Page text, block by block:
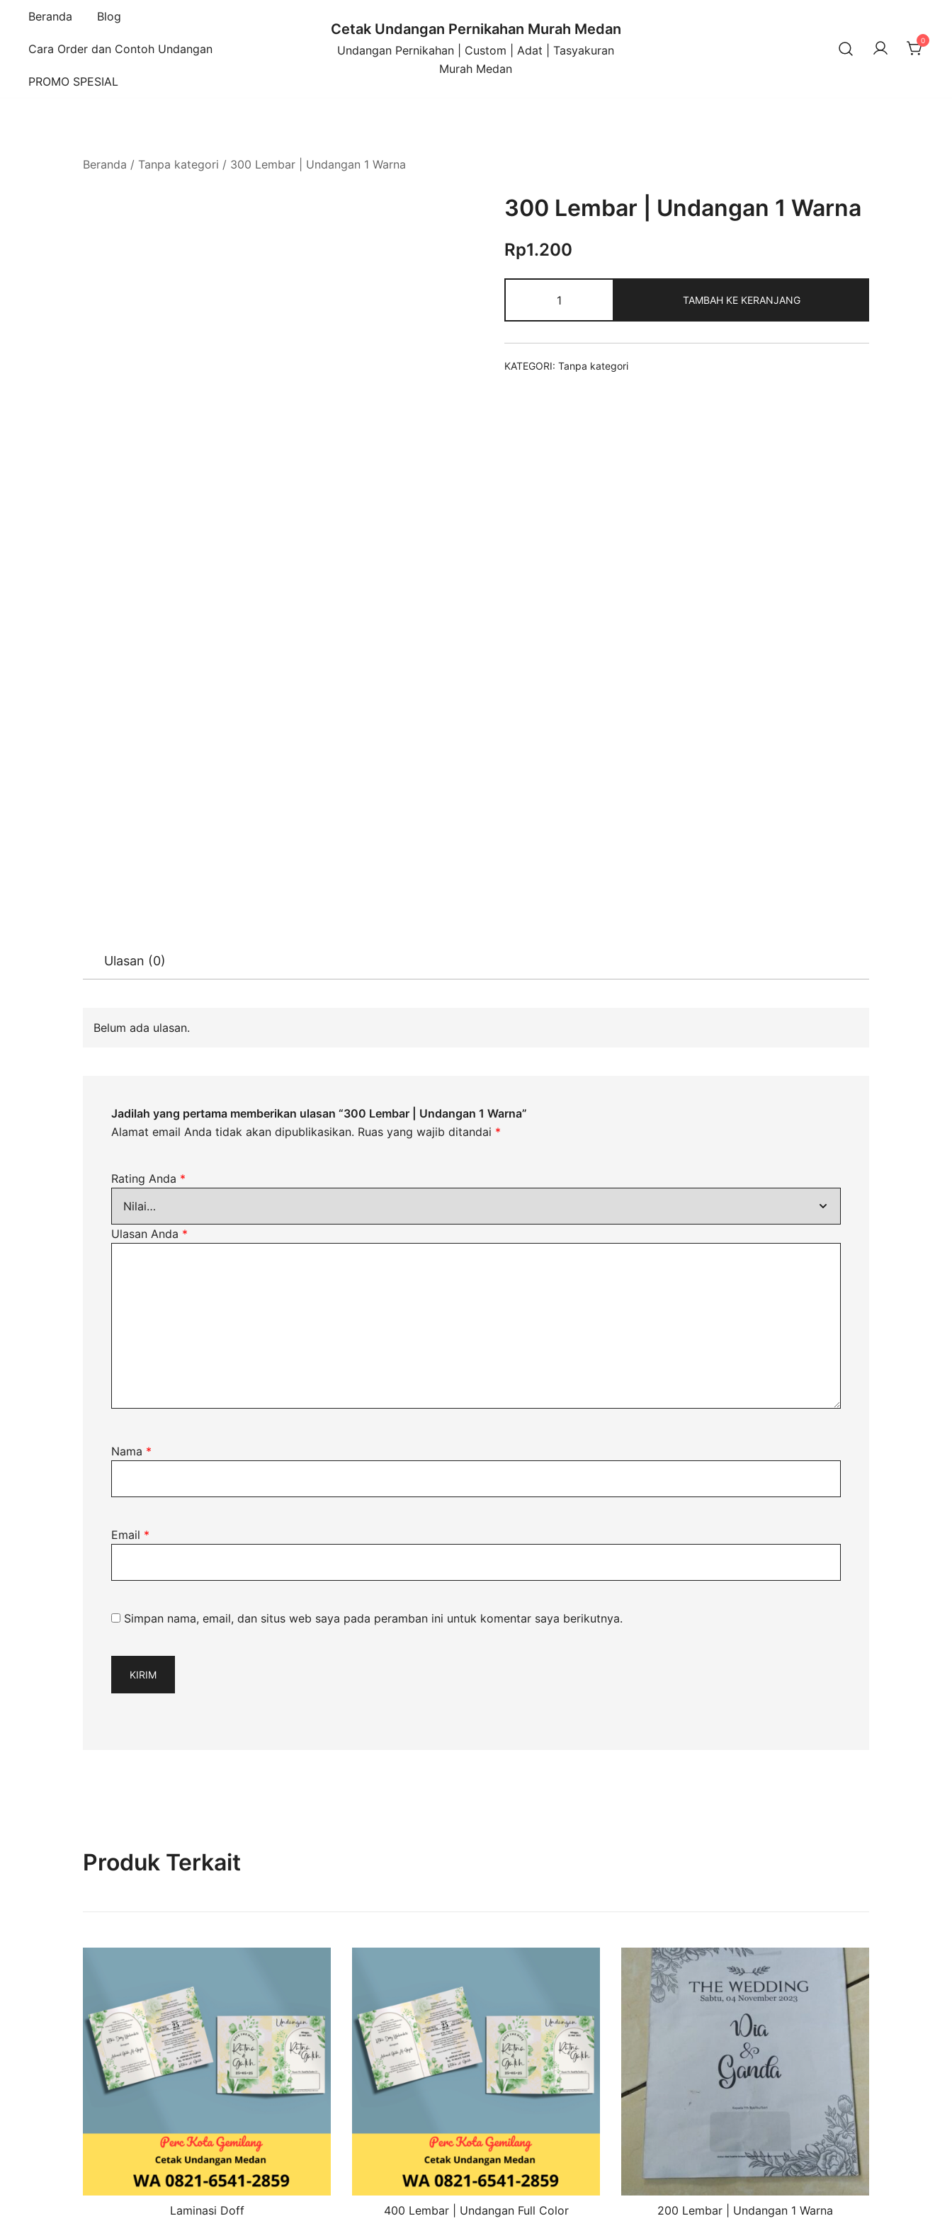
Beranda Blog
Cara Order dan Contoh Undangan
PROMO SPESIAL
Cetak Undangan Pernikahan Murah Medan
Undangan Pernikahan | Custom | Adat | Tasyakuran
Murah Medan
0
Beranda / Tanpa kategori / 300 Lembar | Undangan 1 Warna
300 Lembar | Undangan 1 Warna
Rp1.200
TAMBAH KE KERANJANG
KATEGORI: Tanpa kategori
Ulasan (0)
Belum ada ulasan.
Jadilah yang pertama memberikan ulasan “300 Lembar | Undangan 1 Warna”
Alamat email Anda tidak akan dipublikasikan. Ruas yang wajib ditandai *
Rating Anda *
Ulasan Anda *
Nama *
Email *
Simpan nama, email, dan situs web saya pada peramban ini untuk komentar saya berikutnya.
Produk Terkait
Laminasi Doff 400 Lembar | Undangan Full Color 200 Lembar | Undangan 1 Warna